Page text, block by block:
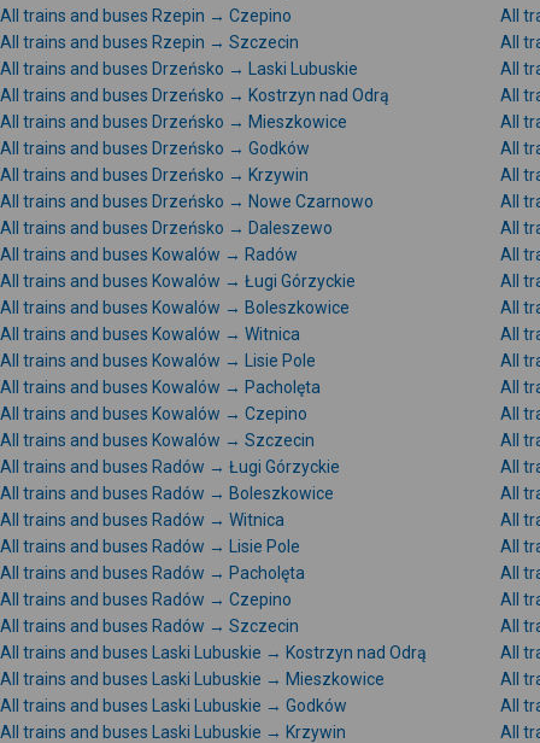
All trains and buses Rzepin → Czepino
All
All trains and buses Rzepin → Szczecin
All
All trains and buses Drzeńsko → Laski Lubuskie
All
All trains and buses Drzeńsko → Kostrzyn nad Odrą
All
All trains and buses Drzeńsko → Mieszkowice
All
All trains and buses Drzeńsko → Godków
All
All trains and buses Drzeńsko → Krzywin
All
All trains and buses Drzeńsko → Nowe Czarnowo
All
All trains and buses Drzeńsko → Daleszewo
All
All trains and buses Kowalów → Radów
All
All trains and buses Kowalów → Ługi Górzyckie
All
All trains and buses Kowalów → Boleszkowice
All
All trains and buses Kowalów → Witnica
All
All trains and buses Kowalów → Lisie Pole
All
All trains and buses Kowalów → Pacholęta
All
All trains and buses Kowalów → Czepino
All
All trains and buses Kowalów → Szczecin
All
All trains and buses Radów → Ługi Górzyckie
All
All trains and buses Radów → Boleszkowice
All
All trains and buses Radów → Witnica
All
All trains and buses Radów → Lisie Pole
All
All trains and buses Radów → Pacholęta
All
All trains and buses Radów → Czepino
All
All trains and buses Radów → Szczecin
All
All trains and buses Laski Lubuskie → Kostrzyn nad Odrą
All
All trains and buses Laski Lubuskie → Mieszkowice
All
All trains and buses Laski Lubuskie → Godków
All
All trains and buses Laski Lubuskie → Krzywin
All